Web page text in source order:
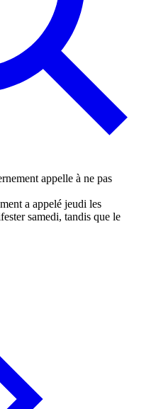
a appelé jeudi les
samedi, tandis que le